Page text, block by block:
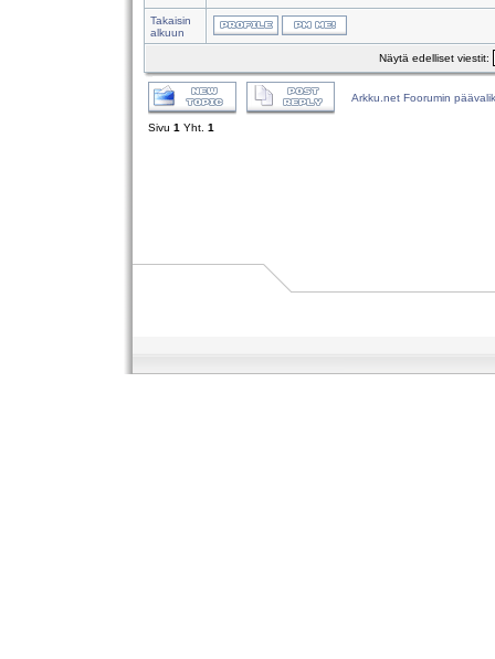
Takaisin
alkuun
Näytä edelliset viestit:
Arkku.net Foorumin
Sivu 1 Yht. 1